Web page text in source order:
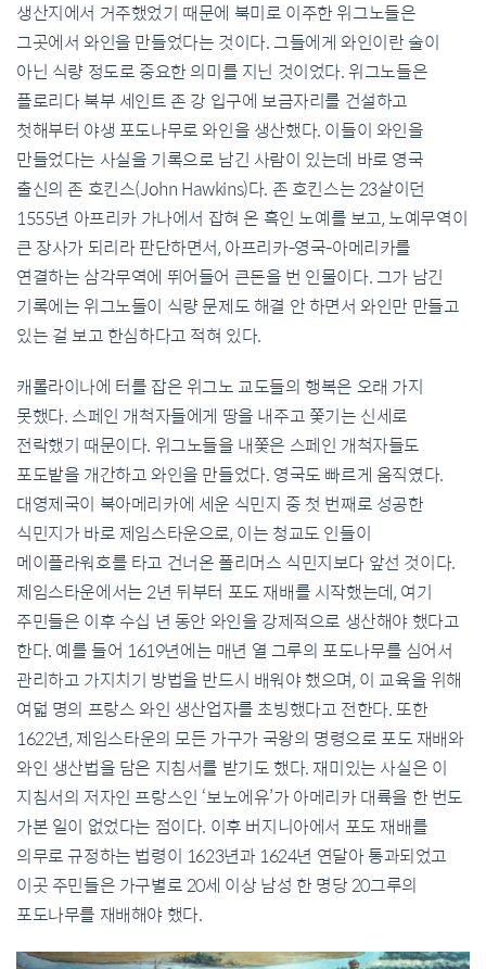
생산지에서 거주했었기 때문에 북미로 이주한 위그노들은
그곳에서 와인을 만들었다는 것이다. 그들에게 와인이란 술이
아닌 식량 정도로 중요한 의미를 지닌 것이었다. 위그노들은
플로리다 북부 세인트 존 강 입구에 보금자리를 건설하고
첫해부터 야생 포도나무로 와인을 생산했다. 이들이 와인을
만들었다는 사실을 기록으로 남긴 사람이 있는데 바로 영국
출신의 존 호킨스(John Hawkins)다. 존 호킨스는 23살이던
1555년 아프리카 가나에서 잡혀 온 흑인 노예를 보고, 노예무역이
큰 장사가 되리라 판단하면서, 아프리카-영국-아메리카를
연결하는 삼각무역에 뛰어들어 큰돈을 번 인물이다. 그가 남긴
기록에는 위그노들이 식량 문제도 해결 안 하면서 와인만 만들고
있는 걸 보고 한심하다고 적혀 있다.
캐롤라이나에 터를 잡은 위그노 교도들의 행복은 오래 가지
못했다. 스페인 개척자들에게 땅을 내주고 쫓기는 신세로
전락했기 때문이다. 위그노들을 내쫓은 스페인 개척자들도
포도밭을 개간하고 와인을 만들었다. 영국도 빠르게 움직였다.
대영제국이 북아메리카에 세운 식민지 중 첫 번째로 성공한
식민지가 바로 제임스타운으로, 이는 청교도 인들이
메이플라워호를 타고 건너온 폴리머스 식민지보다 앞선 것이다.
제임스타운에서는 2년 뒤부터 포도 재배를 시작했는데, 여기
주민들은 이후 수십 년 동안 와인을 강제적으로 생산해야 했다고
한다. 예를 들어 1619년에는 매년 열 그루의 포도나무를 심어서
관리하고 가지치기 방법을 반드시 배워야 했으며, 이 교육을 위해
여덟 명의 프랑스 와인 생산업자를 초빙했다고 전한다. 또한
1622년, 제임스타운의 모든 가구가 국왕의 명령으로 포도 재배와
와인 생산법을 담은 지침서를 받기도 했다. 재미있는 사실은 이
지침서의 저자인 프랑스인 ‘보노에유’가 아메리카 대륙을 한 번도
가본 일이 없었다는 점이다. 이후 버지니아에서 포도 재배를
의무로 규정하는 법령이 1623년과 1624년 연달아 통과되었고
이곳 주민들은 가구별로 20세 이상 남성 한 명당 20그루의
포도나무를 재배해야 했다.